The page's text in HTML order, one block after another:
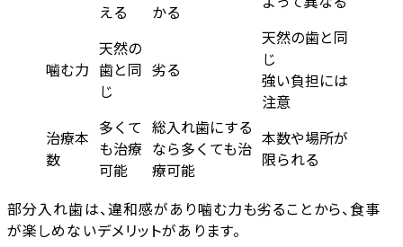
える
かる
噛む力
天然の
歯と同
じ
劣る
天然の歯と同
じ
強い負担には
注意
治療本
数
多くて
も治療
可能
総入れ歯にする
なら多くても治
療可能
本数や場所が
限られる
部分入れ歯は、違和感があり噛む力も劣ることから、食事
が楽しめないデメリットがあります。